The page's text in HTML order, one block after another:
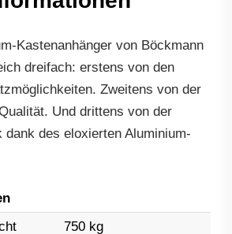
Kastenanhänger von Böckmann
dreifach: erstens von den
Zweitens von der
Und drittens von der
dank des eloxierten Aluminium-
750 kg